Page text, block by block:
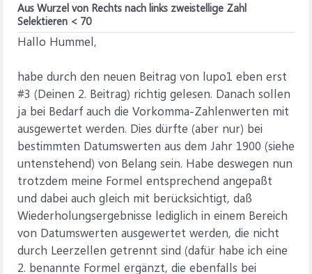
Aus Wurzel von Rechts nach links zweistellige Zahl
Selektieren < 70
Hallo Hummel,
habe durch den neuen Beitrag von lupo1 eben erst
#3 (Deinen 2. Beitrag) richtig gelesen. Danach sollen
ja bei Bedarf auch die Vorkomma-Zahlenwerten mit
ausgewertet werden. Dies dürfte (aber nur) bei
bestimmten Datumswerten aus dem Jahr 1900 (siehe
untenstehend) von Belang sein. Habe deswegen nun
trotzdem meine Formel entsprechend angepaßt
und dabei auch gleich mit berücksichtigt, daß
Wiederholungsergebnisse lediglich in einem Bereich
von Datumswerten ausgewertet werden, die nicht
durch Leerzellen getrennt sind (dafür habe ich eine
2. benannte Formel ergänzt, die ebenfalls bei